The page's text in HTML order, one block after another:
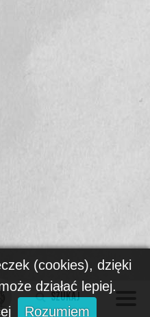
Szukaj
(cookies), dzięki
działać lepiej.
Rozumiem